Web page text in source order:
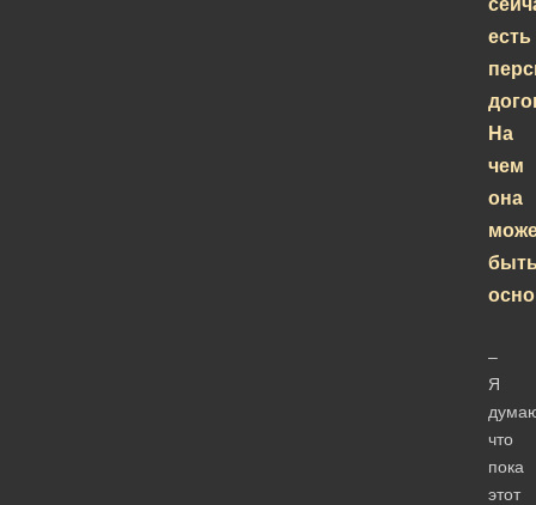
есть
На
чем
она
–
Я
что
пока
этот